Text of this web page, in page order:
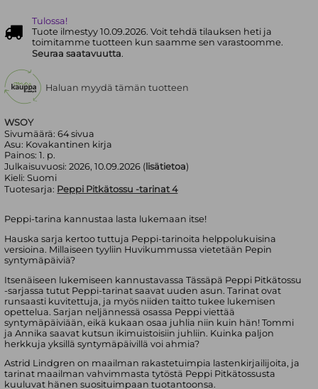
WSOY
Sivumäärä:64sivua
Asu: Kovakantinen kirja
Painos:1. p.
Julkaisuvuosi:2026, 10.09.2026 ( lisätietoa)
Kieli:Suomi
Tuotesarja: Peppi Pitkätossu -tarinat 4
Peppi-tarina kannustaa lasta lukemaan itse!
Hauska sarja kertoo tuttuja Peppi-tarinoita helppolukuisina
versioina. Millaiseen tyyliin Huvikummussa vietetään Pepin
syntymäpäiviä?
Itsenäiseen lukemiseen kannustavassa Tässäpä Peppi Pitkätossu
-sarjassa tutut Peppi-tarinat saavat uuden asun. Tarinat ovat
runsaasti kuvitettuja, ja myös niiden taitto tukee lukemisen
opettelua. Sarjan neljännessä osassa Peppi viettää
syntymäpäiviään, eikä kukaan osaa juhlia niin kuin hän! Tommi
ja Annika saavat kutsun ikimuistoisiin juhliin. Kuinka paljon
herkkuja yksillä syntymäpäivillä voi ahmia?
Astrid Lindgren on maailman rakastetuimpia lastenkirjailijoita, ja
tarinat maailman vahvimmasta tytöstä Peppi Pitkätossusta
kuuluvat hänen suosituimpaan tuotantoonsa.
Tulossa!
Tuote ilmestyy 10.09.2026. Voit tehdä tilauksen heti ja
toimitamme tuotteen kun saamme sen varastoomme.
Seuraa saatavuutta.
Haluan myydä tämän tuotteen